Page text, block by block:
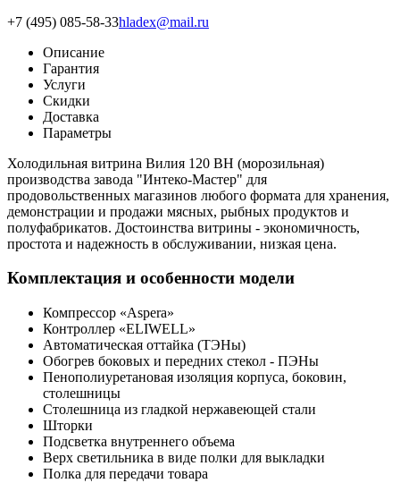
+7 (495) 085-58-33hladex@mail.ru
Описание
Гарантия
Услуги
Скидки
Доставка
Параметры
Холодильная витрина Вилия 120 ВН (морозильная)
производства завода "Интеко-Мастер" для
продовольственных магазинов любого формата для хранения,
демонстрации и продажи мясных, рыбных продуктов и
полуфабрикатов. Достоинства витрины - экономичность,
простота и надежность в обслуживании, низкая цена.
Комплектация и особенности модели
Компрессор «Aspera»
Контроллер «ELIWELL»
Автоматическая оттайка (ТЭНы)
Обогрев боковых и передних стекол - ПЭНы
Пенополиуретановая изоляция корпуса, боковин,
столешницы
Столешница из гладкой нержавеющей стали
Шторки
Подсветка внутреннего объема
Верх светильника в виде полки для выкладки
Полка для передачи товара